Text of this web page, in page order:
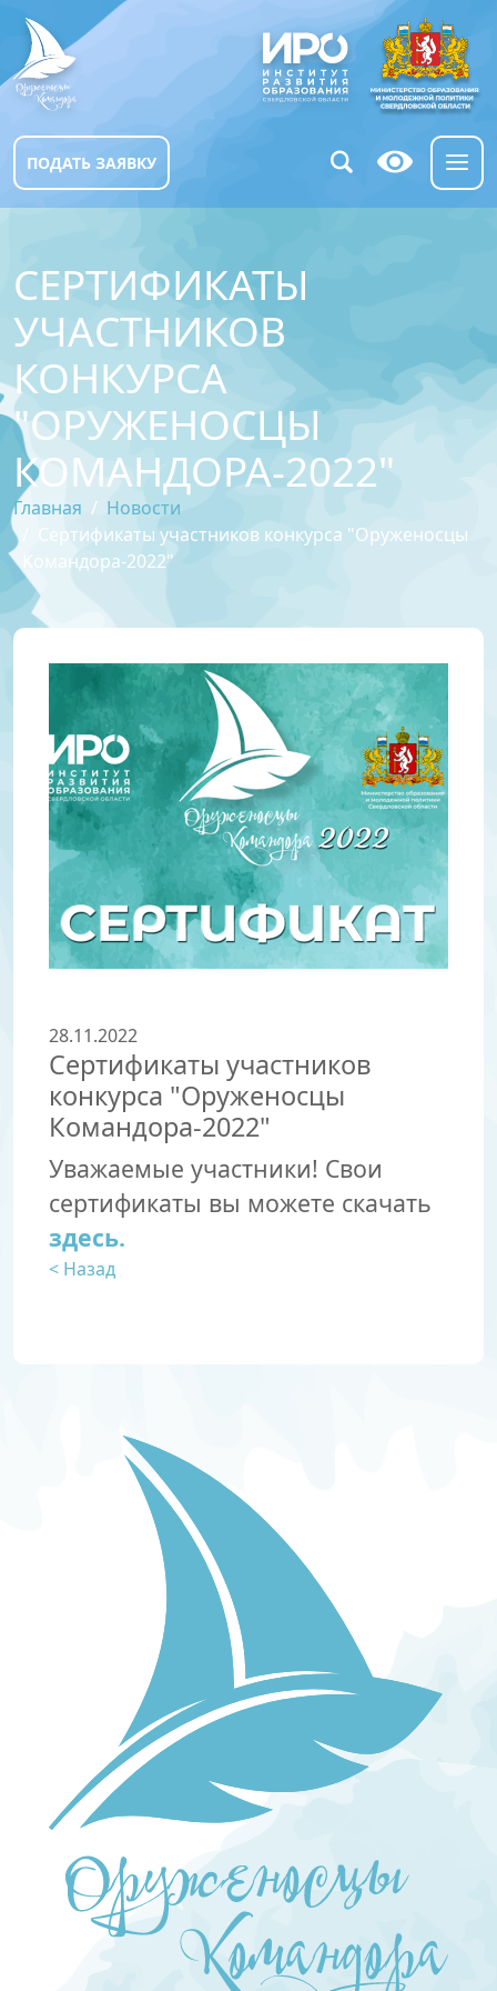
ПОДАТЬ ЗАЯВКУ
СЕРТИФИКАТЫ
УЧАСТНИКОВ
КОНКУРСА
"ОРУЖЕНОСЦЫ
КОМАНДОРА-2022"
Главная
Новости
Сертификаты участников конкурса "Оруженосцы
Командора-2022"
28.11.2022
Сертификаты участников
конкурса "Оруженосцы
Командора-2022"
Уважаемые участники! Свои
сертификаты вы можете скачать
здесь.
< Назад